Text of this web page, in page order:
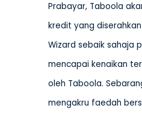
Prabayar, Taboola
kredit yang
Wizard sebaik sahaja
mencapai kenaikan
oleh Taboola.
mengakru faedah